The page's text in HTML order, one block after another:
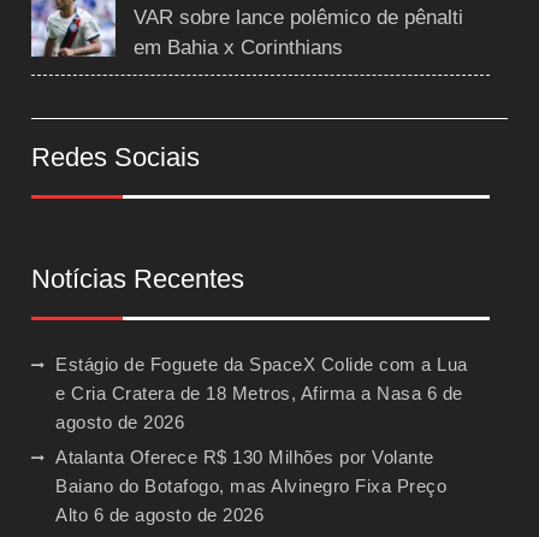
VAR sobre lance polêmico de pênalti
em Bahia x Corinthians
Redes Sociais
Notícias Recentes
Estágio de Foguete da SpaceX Colide com a Lua
e Cria Cratera de 18 Metros, Afirma a Nasa 6 de
agosto de 2026
Atalanta Oferece R$ 130 Milhões por Volante
Baiano do Botafogo, mas Alvinegro Fixa Preço
Alto 6 de agosto de 2026